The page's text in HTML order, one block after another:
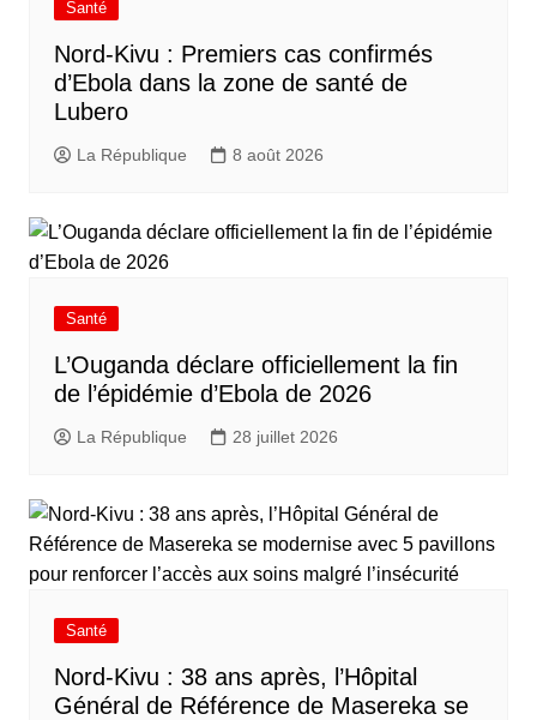
Santé
Nord-Kivu : Premiers cas confirmés
d’Ebola dans la zone de santé de
Lubero
La République 8 août 2026
Santé
L’Ouganda déclare officiellement la fin
de l’épidémie d’Ebola de 2026
La République 28 juillet 2026
Santé
Nord-Kivu : 38 ans après, l’Hôpital
Général de Référence de Masereka se